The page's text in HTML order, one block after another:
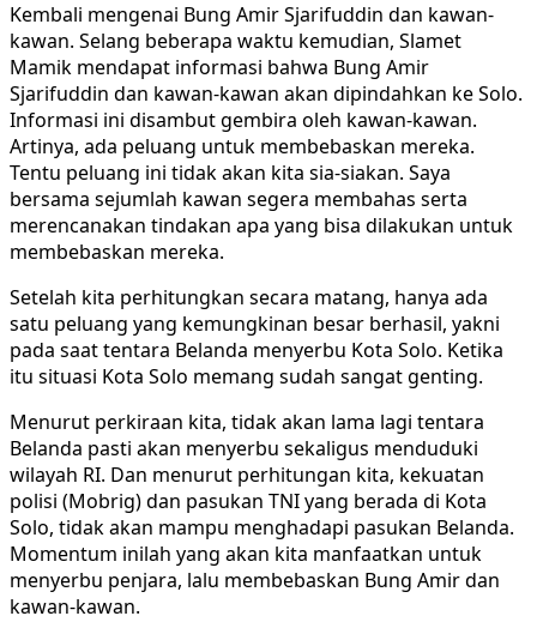
Kembali mengenai Bung Amir Sjarifuddin dan kawan-
kawan. Selang beberapa waktu kemudian, Slamet
Mamik mendapat informasi bahwa Bung Amir
Sjarifuddin dan kawan-kawan akan dipindahkan ke Solo.
Informasi ini disambut gembira oleh kawan-kawan.
Artinya, ada peluang untuk membebaskan mereka.
Tentu peluang ini tidak akan kita sia-siakan. Saya
bersama sejumlah kawan segera membahas serta
merencanakan tindakan apa yang bisa dilakukan untuk
membebaskan mereka.
Setelah kita perhitungkan secara matang, hanya ada
satu peluang yang kemungkinan besar berhasil, yakni
pada saat tentara Belanda menyerbu Kota Solo. Ketika
itu situasi Kota Solo memang sudah sangat genting.
Menurut perkiraan kita, tidak akan lama lagi tentara
Belanda pasti akan menyerbu sekaligus menduduki
wilayah RI. Dan menurut perhitungan kita, kekuatan
polisi (Mobrig) dan pasukan TNI yang berada di Kota
Solo, tidak akan mampu menghadapi pasukan Belanda.
Momentum inilah yang akan kita manfaatkan untuk
menyerbu penjara, lalu membebaskan Bung Amir dan
kawan-kawan.